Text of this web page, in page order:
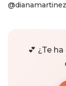
💕 ¿Te